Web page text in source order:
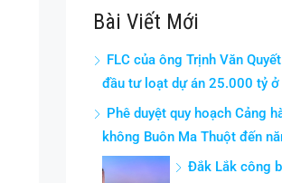
Bài Viết Mới
FLC của ông Trịnh Văn
đầu tư loạt dự án 25.000 tỷ
Phê duyệt quy hoạch Cảng
không Buôn Ma Thuột đến
Đắk Lắk công